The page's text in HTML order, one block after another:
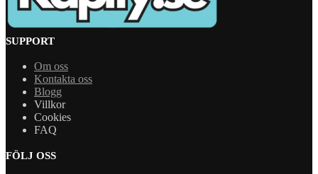
SUPPORT
Om oss
Kontakta oss
Blogg
Villkor
Cookies
FAQ
FÖLJ OSS